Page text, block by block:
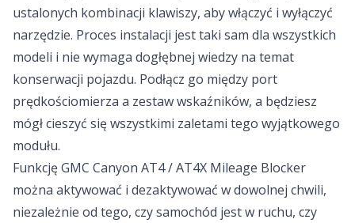
ustalonych kombinacji klawiszy, aby włączyć i wyłączyć
narzędzie. Proces instalacji jest taki sam dla wszystkich
modeli i nie wymaga dogłębnej wiedzy na temat
konserwacji pojazdu. Podłącz go między port
prędkościomierza a zestaw wskaźników, a będziesz
mógł cieszyć się wszystkimi zaletami tego wyjątkowego
modułu.
Funkcję GMC Canyon AT4 / AT4X Mileage Blocker
można aktywować i dezaktywować w dowolnej chwili,
niezależnie od tego, czy samochód jest w ruchu, czy